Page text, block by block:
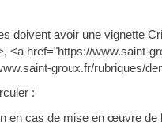
doivent avoir une vignette
<a href="https://www.saint-
groux.fr/rubriques/
:
en cas de mise en œuvre